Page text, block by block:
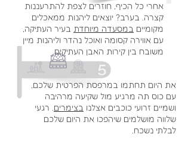
אחרי כל הכיף, חוזרים לצפת להתרעננות
קצרה. בערב? יוצאים ליהנות ממאכלים
מקומיים במסעדה מיוחדת בעיר העתיקה,
עם אווירה קסומה ואוכל נהדר וליהנות מיין
משובח בין קירות האבן העתיקים.
את היום תחתמו במרפסת הפרטית שלכם,
עם כוס תה מרגיע מול שקיעה מרהיבה
ושמיים זרועי כוכבים אצלנו בצימרים . רגעי
שלווה מושלמים שיהפכו את היום שלכם
לבלתי נשכח.